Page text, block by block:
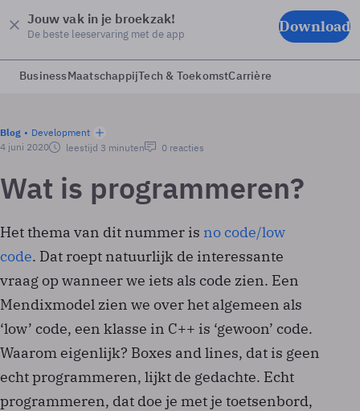
Jouw vak in je broekzak!
De beste leeservaring met de app Download
BusinessMaatschappijTech & ToekomstCarrière
Blog
Development
4 juni 2020
leestijd 3 minuten 0 reacties
Wat is programmeren?
Het thema van dit nummer is no code/low
code. Dat roept natuurlijk de interessante
vraag op wanneer we iets als code zien. Een
Mendixmodel zien we over het algemeen als
‘low’ code, een klasse in C++ is ‘gewoon’ code.
Waarom eigenlijk? Boxes and lines, dat is geen
echt programmeren, lijkt de gedachte. Echt
programmeren, dat doe je met je toetsenbord,